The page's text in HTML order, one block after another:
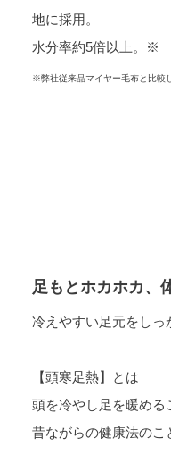
地に採用。
水分率約5倍以上。※
※弊社従来品マイヤー毛布と比較
足もとホカホカ、
冷えやすい足元をしっ
【頭寒足熱】とは
頭を冷やし足を暖める
昔ながらの健康法のこ